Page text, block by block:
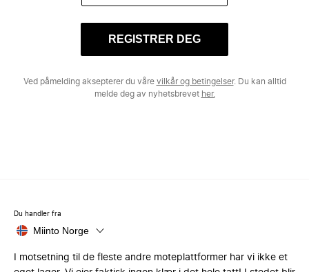
REGISTRER DEG
Ved påmelding aksepterer du våre vilkår og betingelser. Du kan alltid
melde deg av nyhetsbrevet her.
Du handler fra
Miinto Norge
I motsetning til de fleste andre moteplattformer har vi ikke et